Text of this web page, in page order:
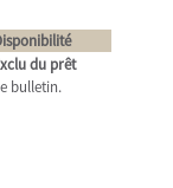
du prêt
bulletin.